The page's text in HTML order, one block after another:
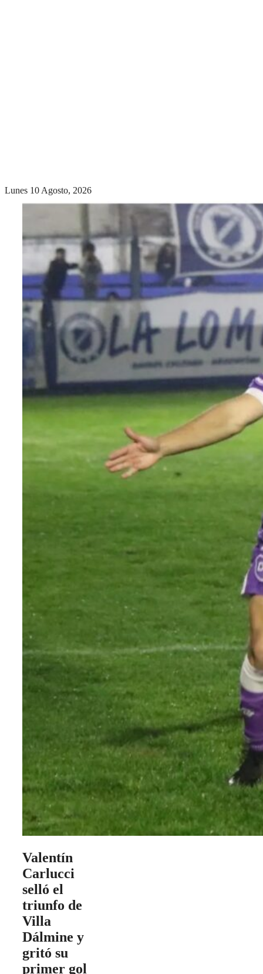
Lunes 10 Agosto, 2026
Valentín
Carlucci
selló el
triunfo de
Villa
Dálmine y
gritó su
primer gol